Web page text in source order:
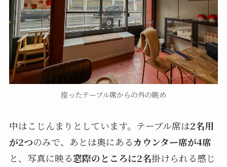
座ったテーブル席からの外の眺め
中はこじんまりとしています。テーブル席は2名用
が2つのみで、あとは奥にあるカウンター席が4席
と、写真に映る窓際のところに2名掛けられる感じ